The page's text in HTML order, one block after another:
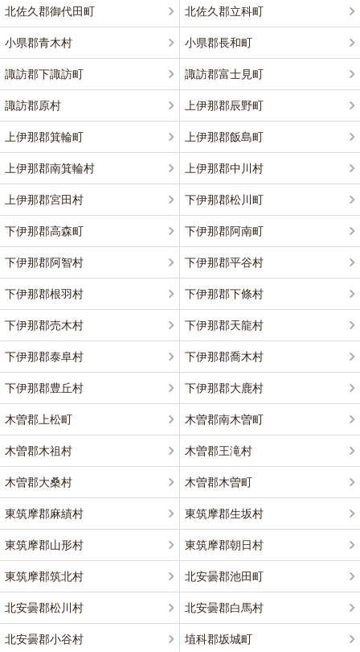
北佐久郡御代田町 北佐久郡立科町
小県郡青木村 小県郡長和町
諏訪郡下諏訪町 諏訪郡富士見町
諏訪郡原村 上伊那郡辰野町
上伊那郡箕輪町 上伊那郡飯島町
上伊那郡南箕輪村 上伊那郡中川村
上伊那郡宮田村 下伊那郡松川町
下伊那郡高森町 下伊那郡阿南町
下伊那郡阿智村 下伊那郡平谷村
下伊那郡根羽村 下伊那郡下條村
下伊那郡売木村 下伊那郡天龍村
下伊那郡泰阜村 下伊那郡喬木村
下伊那郡豊丘村 下伊那郡大鹿村
木曽郡上松町 木曽郡南木曽町
木曽郡木祖村 木曽郡王滝村
木曽郡大桑村 木曽郡木曽町
東筑摩郡麻績村 東筑摩郡生坂村
東筑摩郡山形村 東筑摩郡朝日村
東筑摩郡筑北村 北安曇郡池田町
北安曇郡松川村 北安曇郡白馬村
北安曇郡小谷村 埴科郡坂城町